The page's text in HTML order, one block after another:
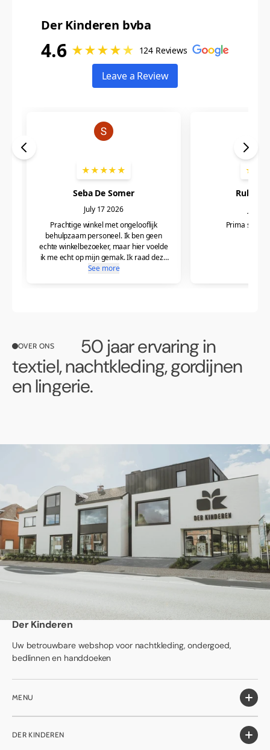
OVER ONS
50 jaar ervaring in
textiel, nachtkleding, gordijnen
en lingerie.
Der Kinderen
Uw betrouwbare webshop voor nachtkleding, ondergoed,
bedlinnen en handdoeken
MENU
DER KINDEREN